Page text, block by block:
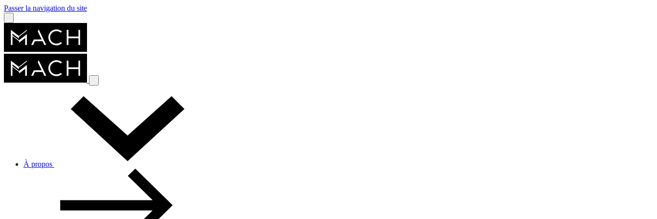
Passer la navigation du site
À propos